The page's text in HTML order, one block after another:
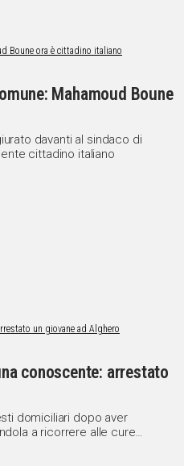
Mahamoud Boune
davanti al sindaco di
cittadino italiano
conoscente: arrestato
domiciliari dopo aver
a ricorrere alle cure
giorni